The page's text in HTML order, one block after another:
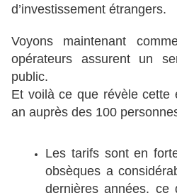
d’investissement étrangers.
Voyons maintenant
opérateurs assurent un
public.
Et voilà ce que révèle cette
an auprès des 100
Les tarifs sont en
obsèques a
dernières années,